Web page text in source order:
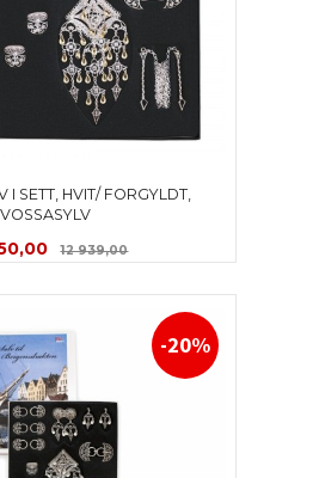
I SETT, HVIT/ FORGYLDT,
VOSSASYLV
12 939,00Rabatt
-20%